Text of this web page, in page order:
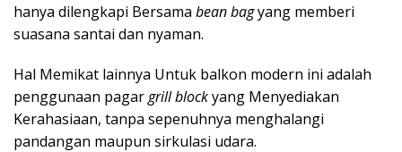
hanya dilengkapi Bersama bean bagyang memberi
suasana santai dan nyaman.
Hal Memikat lainnya Untuk balkon modern ini adalah
penggunaan pagargrill blockyang Menyediakan
Kerahasiaan, tanpa sepenuhnya menghalangi
pandangan maupun sirkulasi udara.